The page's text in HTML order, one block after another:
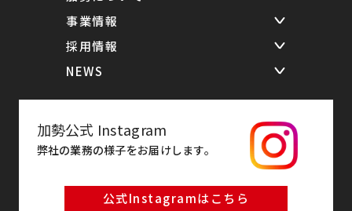
ホーム
メッセージ
経営理念
会社概要
役員紹介／組織図
拠点一覧
事業情報
倉庫／物流センター
物流管理・運営請負
人材派遣
物流関連システム開発
物流コンサルティング
採用情報
採用情報
募集職種
働き方・環境
社員インタビュー
NEWS
インフォメーション
プレスリリース
加勢公式 Instagram
弊社の業務の様子をお届けします。
公式Instagramはこちら